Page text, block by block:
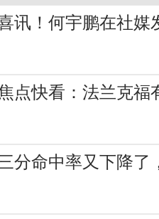
讯！何宇鹏在社媒
点快看：法兰克福
分命中率又下降了